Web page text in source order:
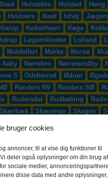
bruger cookies
annoncer, til at vise dig funktioner til
deler også oplysninger om din brug af
sociale medier,
disse data med andre
Holstebro Holsted Høng
Hvidovre Ikast Ishøj
Klarup København Køge
Løgumkloster Lolland
Middelfart Mørke Morsø
Aaby Nørrebro Nørresundby
S Odsherred Ødum
Randers NV Randers SØ
Rudersdal Rudkøbing
Skævinge Skagen
Tårnby Taulov Them Thisted
Vamdrup Vanløse Varde
Vindinge Virklund Virum